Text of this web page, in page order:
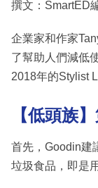
撰文：SmartED
企業家和作家
了幫助人們減低
2018年的Stylist
【低頭族
首先，Goodin建
垃圾食品，即是